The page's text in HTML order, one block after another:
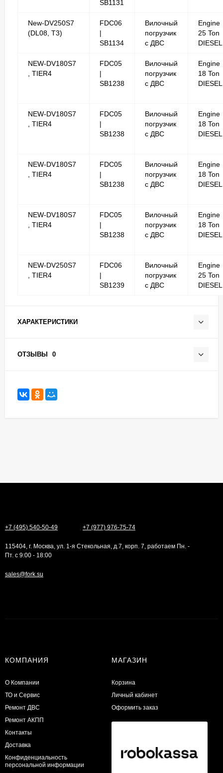
SB1131
New-DV250S7
(DL08, T3)
FDC06
|
SB1134
Вилочный
погрузчик
с ДВС
Engine
25 Ton
DIESEL
NEW-DV180S7
, TIER4
FDC05
|
SB1238
Вилочный
погрузчик
с ДВС
Engine
18 Ton
DIESEL
NEW-DV180S7
, TIER4
FDC05
|
SB1238
Вилочный
погрузчик
с ДВС
Engine
18 Ton
DIESEL
NEW-DV180S7
, TIER4
FDC05
|
SB1238
Вилочный
погрузчик
с ДВС
Engine
18 Ton
DIESEL
NEW-DV180S7
, TIER4
FDC05
|
SB1238
Вилочный
погрузчик
с ДВС
Engine
18 Ton
DIESEL
NEW-DV250S7
, TIER4
FDC06
|
SB1239
Вилочный
погрузчик
с ДВС
Engine
25 Ton
DIESEL
ХАРАКТЕРИСТИКИ
ОТЗЫВЫ 0
+7 (495) 540-50-49 +7 (977) 976-75-74
115404, г. Москва, ул. 1-я Стекольная, д.7, корп. 7, работаем Пн. -
Пт. с 9:00 - 18:00
sales@fork.su
КОМПАНИЯ
О Компании
ТО и Сервис
​Ремонт ДВС
Ремонт АКПП
Контакты
Доставка
Конфиденциальность
персональной информации
МАГАЗИН
Корзина
Личный кабинет
Оформить заказ